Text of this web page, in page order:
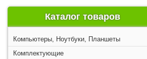
Каталог товаров
Компьютеры, Ноутбуки, Планшеты
Комплектующие